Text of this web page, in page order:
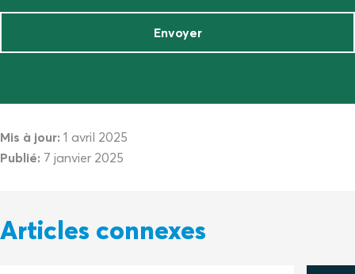
Envoyer
Mis à jour: 1 avril 2025
Publié: 7 janvier 2025
Articles connexes